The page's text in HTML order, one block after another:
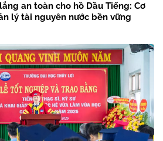
an toàn cho hồ Dầu Tiếng: Cơ
lý tài nguyên nước bền vững